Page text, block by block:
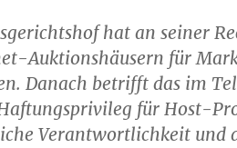
hat an seiner
Auktionshäusern für
Danach betrifft das im
für Host-
Verantwortlichkeit und